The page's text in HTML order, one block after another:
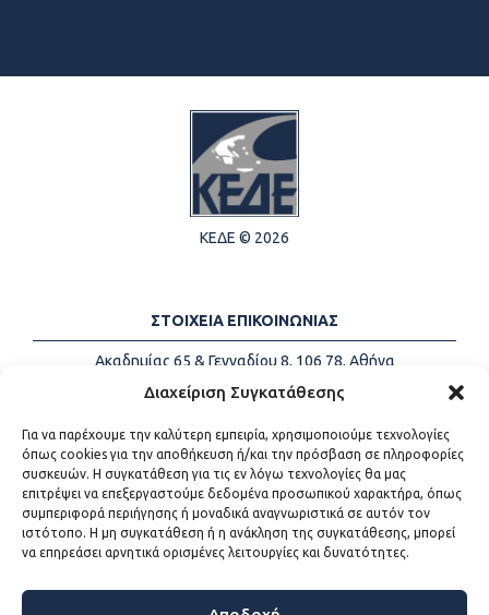
Διαχείριση Συγκατάθεσης
Για να παρέχουμε την καλύτερη εμπειρία, χρησιμοποιούμε τεχνολογίες
όπως cookies για την αποθήκευση ή/και την πρόσβαση σε πληροφορίες
συσκευών. Η συγκατάθεση για τις εν λόγω τεχνολογίες θα μας
επιτρέψει να επεξεργαστούμε δεδομένα προσωπικού χαρακτήρα, όπως
συμπεριφορά περιήγησης ή μοναδικά αναγνωριστικά σε αυτόν τον
ιστότοπο. Η μη συγκατάθεση ή η ανάκληση της συγκατάθεσης, μπορεί
να επηρεάσει αρνητικά ορισμένες λειτουργίες και δυνατότητες.
ΚΕΔΕ © 2026
ΣΤΟΙΧΕΙΑ ΕΠΙΚΟΙΝΩΝΙΑΣ
Ακαδημίας 65 & Γενναδίου 8, 106 78, Αθήνα
Τηλέφωνα:
+30 213-2147500
Email:
info@kede.gr
ΧΡΗΣΙΜΟΙ ΣΥΝΔΕΣΜΟΙ
Η ΚΕΔΕ
Sitemap